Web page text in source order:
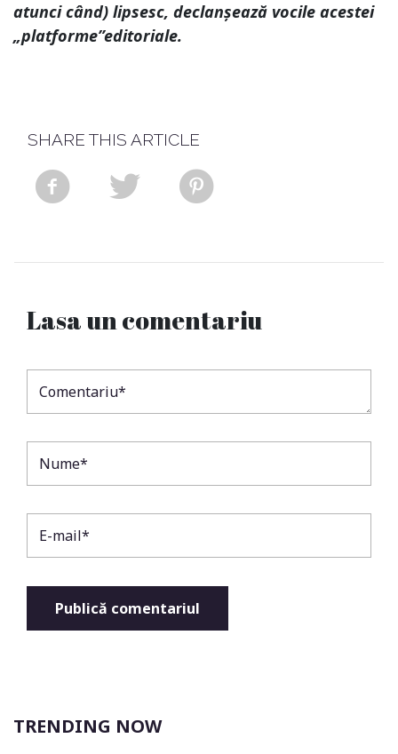
atunci când) lipsesc, declanșează vocile acestei
„platforme”editoriale.
SHARE THIS ARTICLE
Lasa un comentariu
TRENDING NOW